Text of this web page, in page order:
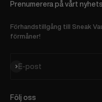
Prenumerera på vårt
Förhandstillgång till Sneak
förmåner!
E-post
Prenumerera
Följ oss